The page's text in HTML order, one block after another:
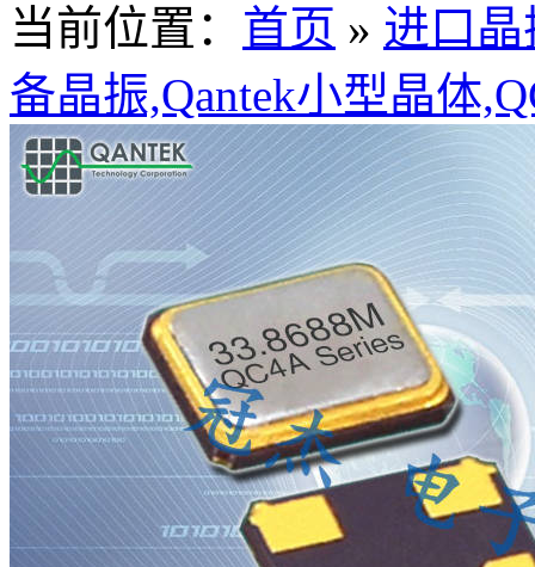
当前位置： 首页 » 进口晶
备晶振,Qantek小型晶体